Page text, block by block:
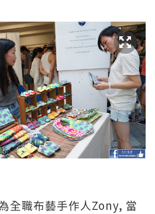
全職布藝手作人Zony, 當